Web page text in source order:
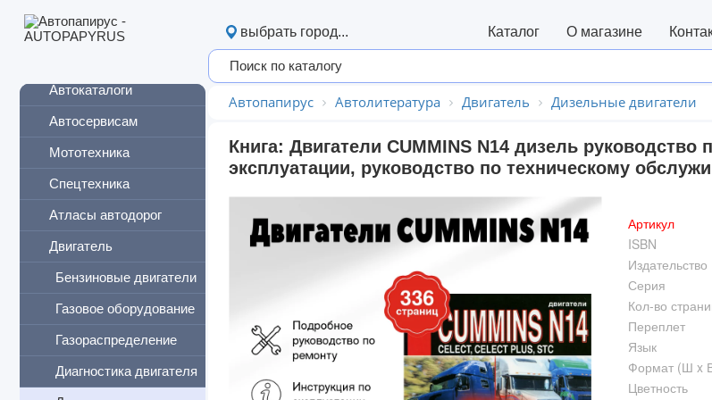
УАЗ
Автокаталоги
Автосервисам
Мототехника
Спецтехника
Атласы автодорог
Двигатель
Бензиновые двигатели
Газовое оборудование
Газораспределение
Диагностика двигателя
выбрать город... Каталог О магазине
Автопапирус Автолитература Двигатель Дизельные двигатели
Книга: Двигатели CUMMINS N14 дизель
эксплуатации, руководство по техническому
Артикул
ISBN
Издательство
Серия
Кол-во
Переплет
Язык
Формат (Ш x
Цветность